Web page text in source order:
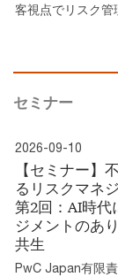
客視点でリスク管
セミナー
2026-09-10
【セミナー】
るリスクマネ
第2回：AI時代
ジメントのあ
共生
PwC Japan有限